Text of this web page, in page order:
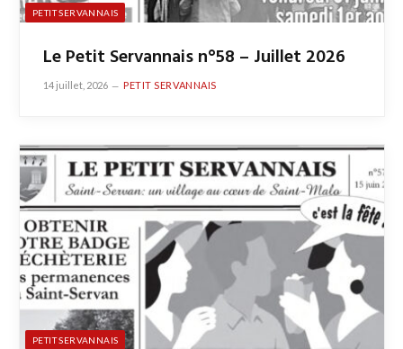
PETIT SERVANNAIS
Le Petit Servannais n°58 – Juillet 2026
14 juillet, 2026 PETIT SERVANNAIS
PETIT SERVANNAIS